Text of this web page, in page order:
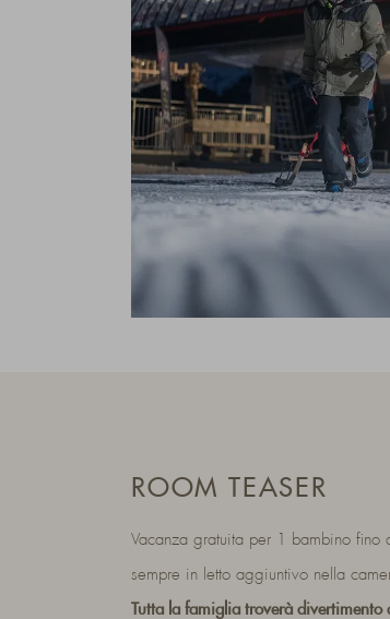
ROOM TEASER
Vacanza gratuita per 1 bambino fino
sempre in letto aggiuntivo nella
Tutta la famiglia troverà divertimento